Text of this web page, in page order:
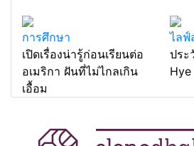
การศึกษา
เปิดเรื่องน่ารู้ก่อนเรียนต่อ
อเมริกา ฝันที่ไม่ไกลเกิน
เอื้อม
ไลฟ์
ประ
Hye